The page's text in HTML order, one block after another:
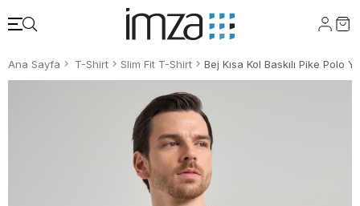
Ana Sayfa T-Shirt Slim Fit T-Shirt